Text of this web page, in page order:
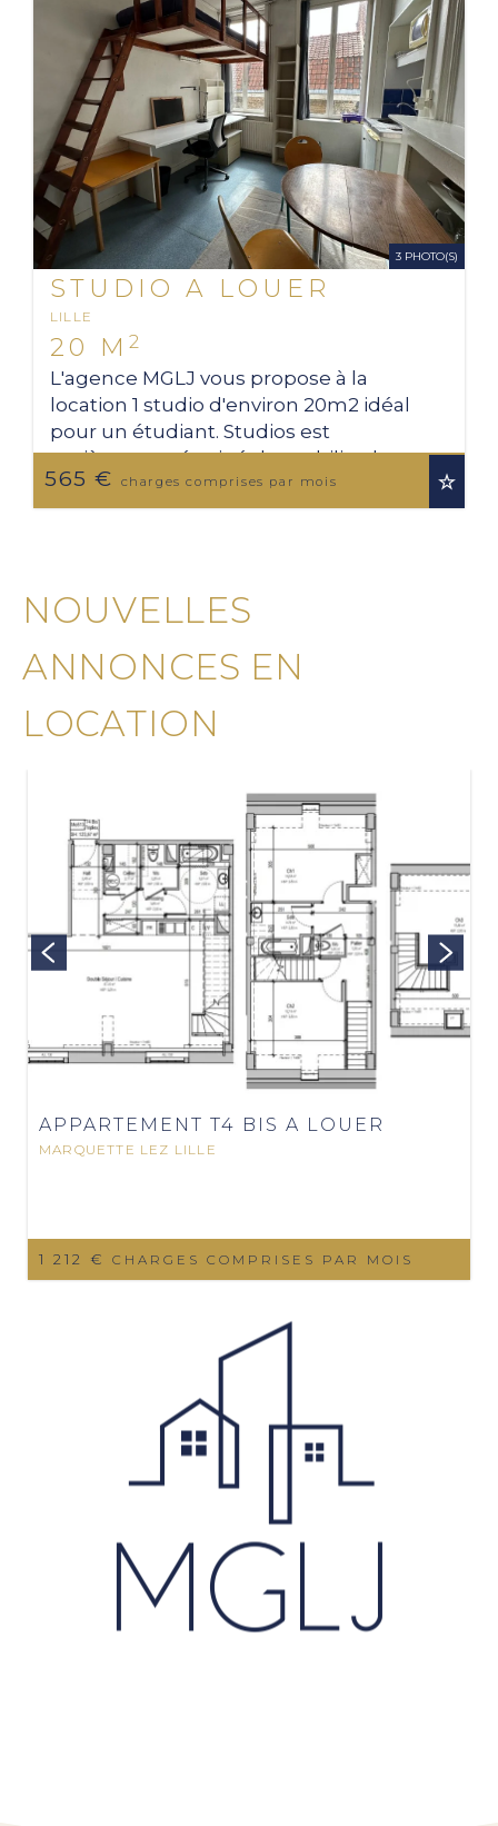
3 PHOTO(S)
STUDIO A LOUER
LILLE
20 M 2
565 € charges comprises par mois
L'agence MGLJ vous propose à la
location 1 studio d'environ 20m2 idéal
pour un étudiant. Studios est
entièrement équipé de mobilier, les
charges inclus (eau, électricité et
chauffage). A 3min ...
NOUVELLES
ANNONCES EN
LOCATION
APPARTEMENT T4 BIS A LOUER
MARQUETTE LEZ LILLE
1 212 € CHARGES COMPRISES PAR MOIS